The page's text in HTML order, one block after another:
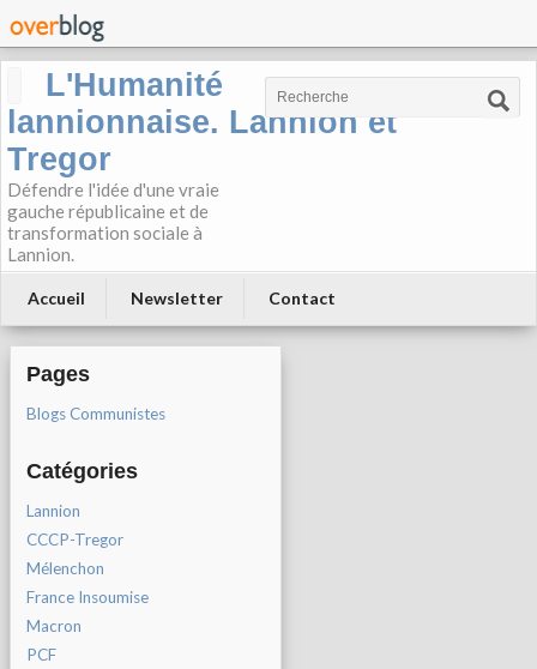
L'Humanité
lannionnaise. Lannion et
Tregor
Défendre l'idée d'une vraie
gauche républicaine et de
transformation sociale à
Lannion.
Accueil Newsletter Contact
Pages
Blogs Communistes
Catégories
Lannion
CCCP-Tregor
Mélenchon
France Insoumise
Macron
PCF